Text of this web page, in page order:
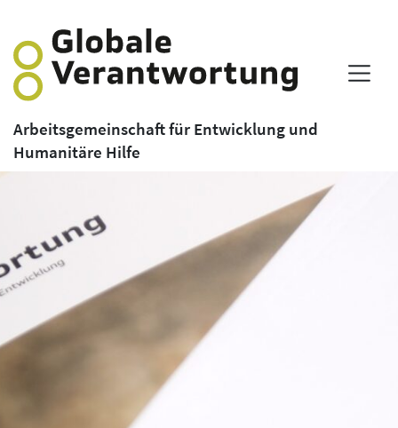
Arbeitsgemeinschaft für Entwicklung und
Humanitäre Hilfe